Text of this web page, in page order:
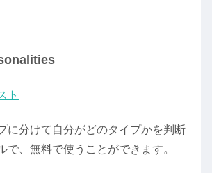
ト
に分けて自分がどのタイプかを判断
で、無料で使うことができます。